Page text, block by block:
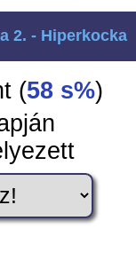
2. - Hiperkocka
(58 s%)